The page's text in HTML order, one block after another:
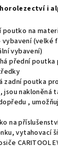
i
poutko na
vybavení (velké
vybavení)
přední poutka
zadní poutka
jsou nakloněná
,
na
vytahovací
CARITOOL